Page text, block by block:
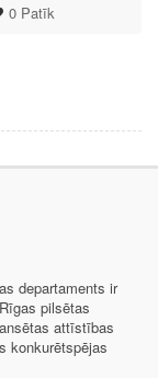
0Patīk
departaments ir
pilsētas
attīstības
konkurētspējas